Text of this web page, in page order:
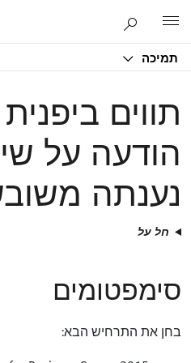
תמיכה
תווים
הודעה על
נענתה
חל על
סימפטומים
בחן את התרחיש הבא: